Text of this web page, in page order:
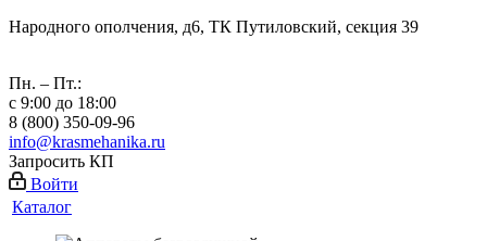
Народного ополчения, д6, ТК Путиловский, секция 39
Пн. – Пт.:
с 9:00 до 18:00
8 (800) 350-09-96
info@krasmehanika.ru
Запросить КП
Войти
Каталог